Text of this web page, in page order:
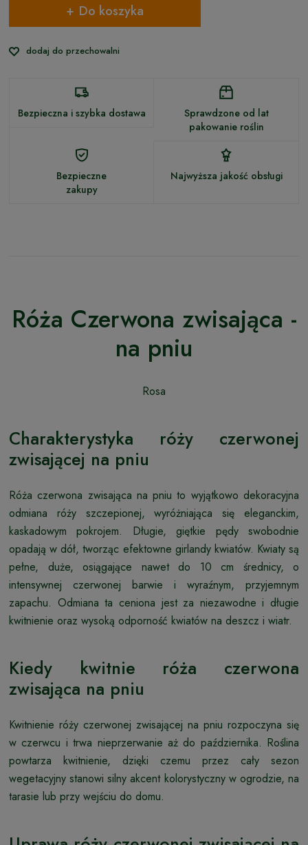
Do koszyka
dodaj do przechowalni
Bezpieczna i szybka dostawa
Sprawdzone od lat
pakowanie roślin
Bezpieczne
zakupy
Najwyższa jakość obsługi
Róża Czerwona zwisająca -
na pniu
Rosa
Charakterystyka róży czerwonej
zwisającej na pniu
Róża czerwona zwisająca na pniu to wyjątkowo dekoracyjna
odmiana róży szczepionej, wyróżniająca się eleganckim,
kaskadowym pokrojem. Długie, giętkie pędy swobodnie
opadają w dół, tworząc efektowne girlandy kwiatów. Kwiaty są
pełne, duże, osiągające nawet do 10 cm średnicy, o
intensywnej czerwonej barwie i wyraźnym, przyjemnym
zapachu. Odmiana ta ceniona jest za niezawodne i długie
kwitnienie oraz wysoką odporność kwiatów na deszcz i wiatr.
Kiedy kwitnie róża czerwona
zwisająca na pniu
Kwitnienie róży czerwonej zwisającej na pniu rozpoczyna się
w czerwcu i trwa nieprzerwanie aż do października. Roślina
powtarza kwitnienie, dzięki czemu przez cały sezon
wegetacyjny stanowi silny akcent kolorystyczny w ogrodzie, na
tarasie lub przy wejściu do domu.